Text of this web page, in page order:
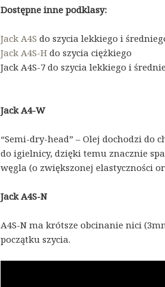
Dostępne inne podklasy:
Jack A4S do szycia lekkiego i
Jack A4S-H do szycia ciężkiego
Jack A4S-7 do szycia lekkiego i
Jack A4-W
“Semi-dry-head” – Olej dochodzi do
do igielnicy, dzięki temu znacznie
węgla (o zwiększonej elastyczności
Jack A4S-N
A4S-N ma krótsze obcinanie nici
początku szycia.